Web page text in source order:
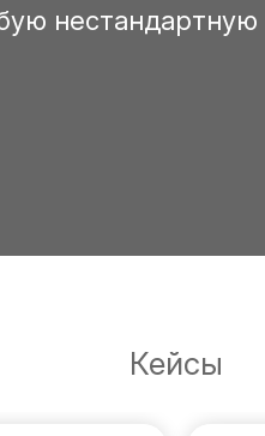
нестандартную
Кейсы